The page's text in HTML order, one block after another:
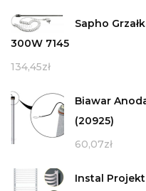
Sapho
300W 7145
134,45zł
Biawar
(20925)
60,07zł
Instal